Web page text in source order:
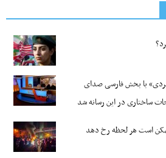
با بخش فارسی صدای
ساختاری در این رسانه شد
است هر لحظه رخ دهد